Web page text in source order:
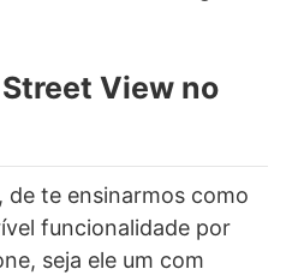
View no
de te ensinarmos como
funcionalidade por
seja ele um com